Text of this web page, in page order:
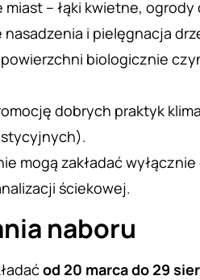
miast – łąki kwietne,
i pielęgnacja
biologicznie
dobrych praktyk
mogą zakładać
ściekowej.
naboru
od 20 marca do 29